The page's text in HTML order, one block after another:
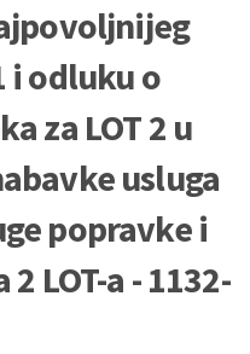
i odluku o
za LOT 2 u
usluga
popravke i
LOT-a - 1132-